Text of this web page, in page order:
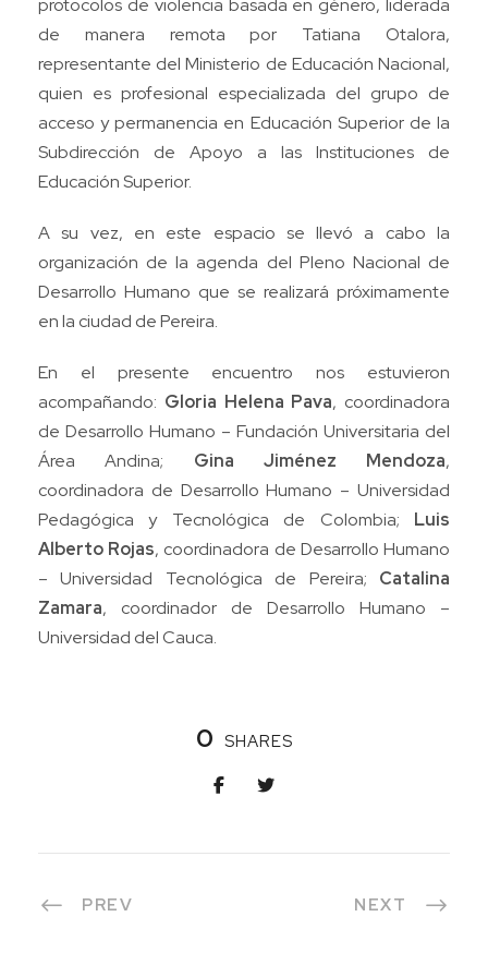
protocolos de violencia basada en género, liderada
de manera remota por Tatiana Otalora,
representante del Ministerio de Educación Nacional,
quien es profesional especializada del grupo de
acceso y permanencia en Educación Superior de la
Subdirección de Apoyo a las Instituciones de
Educación Superior.
A su vez, en este espacio se llevó a cabo la
organización de la agenda del Pleno Nacional de
Desarrollo Humano que se realizará próximamente
en la ciudad de Pereira.
En el presente encuentro nos estuvieron
acompañando: Gloria Helena Pava, coordinadora
de Desarrollo Humano – Fundación Universitaria del
Área Andina; Gina Jiménez Mendoza,
coordinadora de Desarrollo Humano – Universidad
Pedagógica y Tecnológica de Colombia; Luis
Alberto Rojas, coordinadora de Desarrollo Humano
– Universidad Tecnológica de Pereira; Catalina
Zamara, coordinador de Desarrollo Humano –
Universidad del Cauca.
0 SHARES
PREV NEXT